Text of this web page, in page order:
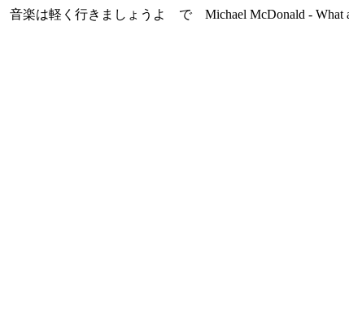
音楽は軽く行きましょうよ で Michael McDonald - What